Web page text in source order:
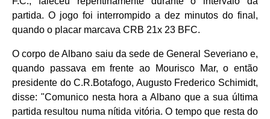
partida. O jogo foi interrompido a dez minutos do final,
quando o placar marcava CRB 21x 23 BFC.
O corpo de Albano saiu da sede de General Severiano e,
quando passava em frente ao Mourisco Mar, o então
presidente do C.R.Botafogo, Augusto Frederico Schimidt,
disse: "Comunico nesta hora a Albano que a sua última
partida resultou numa nítida vitória. O tempo que resta do